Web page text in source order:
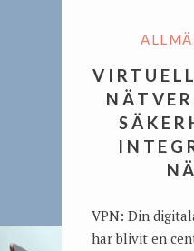
VPN: Din
har blivit en